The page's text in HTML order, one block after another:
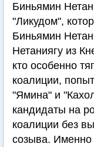
Биньямин
"Ликудом",
Биньямин
Нетаниягу из
кто особенно
коалиции,
"Ямина" и
кандидаты на
коалиции без
созыва. Именно